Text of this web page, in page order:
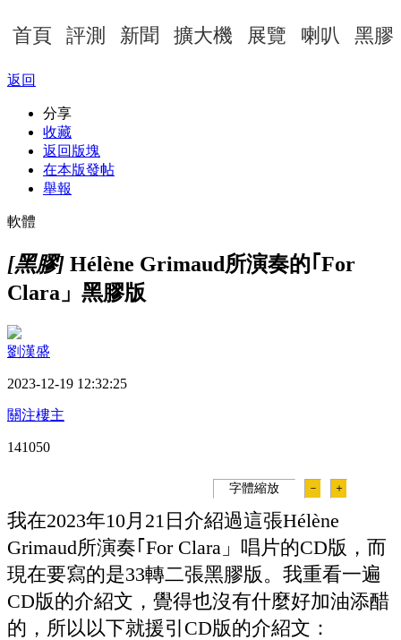
首頁 評測 新聞 擴大機 展覽 喇叭 黑膠
返回
分享
收藏
返回版塊
在本版發帖
舉報
軟體
[黑膠] Hélène Grimaud所演奏的｢For
Clara」黑膠版
劉漢盛
2023-12-19 12:32:25
關注樓主
141050
字體縮放 － ＋
我在2023年10月21日介紹過這張Hélène
Grimaud所演奏｢For Clara」唱片的CD版，而
現在要寫的是33轉二張黑膠版。我重看一遍
CD版的介紹文，覺得也沒有什麼好加油添醋
的，所以以下就援引CD版的介紹文：